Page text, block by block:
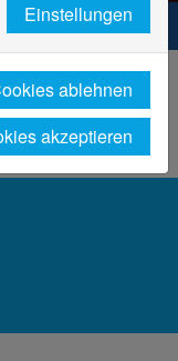
Dein Weg.
Einstellungen
ablehnen
akzeptieren